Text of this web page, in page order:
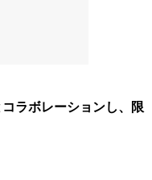
ラボレーションし、限